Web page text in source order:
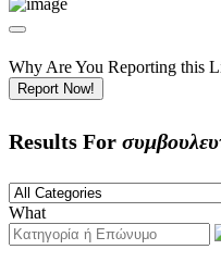
Why Are You Reporting this
Report Now!
Results For
What